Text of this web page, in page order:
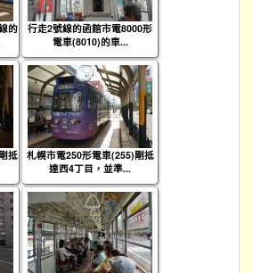
的
行走2號線的函館市電8000形
電車(8010)的車...
抵
札幌市電250形電車(255)剛抵
達西4丁目，並準...